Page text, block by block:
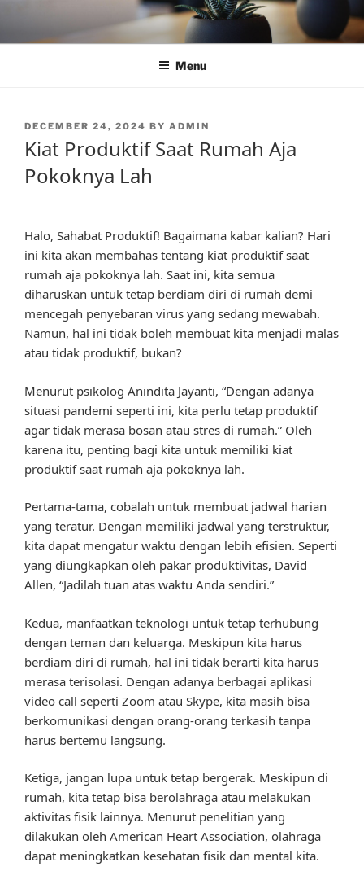
content
Menu
POSTED
ON
DECEMBER 24, 2024 BY ADMIN
Kiat Produktif Saat Rumah Aja
Pokoknya Lah
Halo, Sahabat Produktif! Bagaimana kabar kalian? Hari
ini kita akan membahas tentang kiat produktif saat
rumah aja pokoknya lah. Saat ini, kita semua
diharuskan untuk tetap berdiam diri di rumah demi
mencegah penyebaran virus yang sedang mewabah.
Namun, hal ini tidak boleh membuat kita menjadi malas
atau tidak produktif, bukan?
Menurut psikolog Anindita Jayanti, “Dengan adanya
situasi pandemi seperti ini, kita perlu tetap produktif
agar tidak merasa bosan atau stres di rumah.” Oleh
karena itu, penting bagi kita untuk memiliki kiat
produktif saat rumah aja pokoknya lah.
Pertama-tama, cobalah untuk membuat jadwal harian
yang teratur. Dengan memiliki jadwal yang terstruktur,
kita dapat mengatur waktu dengan lebih efisien. Seperti
yang diungkapkan oleh pakar produktivitas, David
Allen, “Jadilah tuan atas waktu Anda sendiri.”
Kedua, manfaatkan teknologi untuk tetap terhubung
dengan teman dan keluarga. Meskipun kita harus
berdiam diri di rumah, hal ini tidak berarti kita harus
merasa terisolasi. Dengan adanya berbagai aplikasi
video call seperti Zoom atau Skype, kita masih bisa
berkomunikasi dengan orang-orang terkasih tanpa
harus bertemu langsung.
Ketiga, jangan lupa untuk tetap bergerak. Meskipun di
rumah, kita tetap bisa berolahraga atau melakukan
aktivitas fisik lainnya. Menurut penelitian yang
dilakukan oleh American Heart Association, olahraga
dapat meningkatkan kesehatan fisik dan mental kita.